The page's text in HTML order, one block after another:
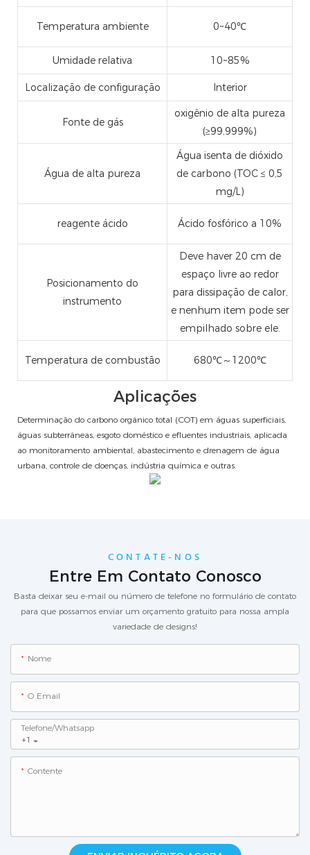
Temperatura ambiente 0~40℃
Umidade relativa 10~85%
Localização de configuração Interior
Fonte de gás
oxigênio de alta pureza
(≥99,999%)
Água de alta pureza
Água isenta de dióxido
de carbono (TOC ≤ 0,5
mg/L)
reagente ácido Ácido fosfórico a 10%
Posicionamento do
instrumento
Deve haver 20 cm de
espaço livre ao redor
para dissipação de calor,
e nenhum item pode ser
empilhado sobre ele.
Temperatura de combustão 680℃～1200℃
Aplicações
Determinação do carbono orgânico total (COT) em águas superficiais,
águas subterrâneas, esgoto doméstico e efluentes industriais, aplicada
ao monitoramento ambiental, abastecimento e drenagem de água
urbana, controle de doenças, indústria química e outras.
CONTATE-NOS
Entre Em Contato Conosco
Basta deixar seu e-mail ou número de telefone no formulário de contato
para que possamos enviar um orçamento gratuito para nossa ampla
variedade de designs!
Nome
O Email
+1
Telefone/whatsapp
Contente